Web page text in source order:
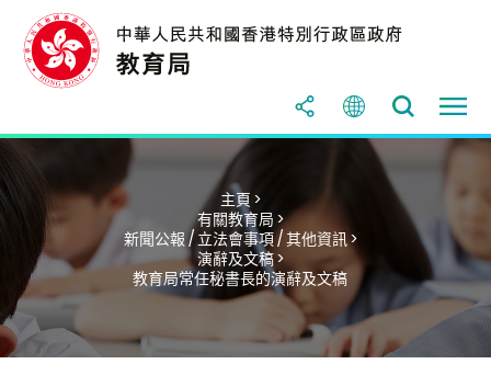
主頁 >
有關教育局 >
新聞公報 / 立法會事項 / 其他資訊 >
演辭及文稿 >
教育局常任秘書長的演辭及文稿